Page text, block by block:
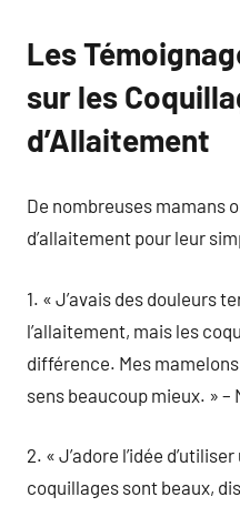
Les
sur les
d’Allaitement
De nombreuses mamans
d’allaitement pour leur
1. « J’avais des douleurs
l’allaitement, mais les
différence. Mes
sens beaucoup mieux. » –
2. « J’adore l’idée
coquillages sont beaux,